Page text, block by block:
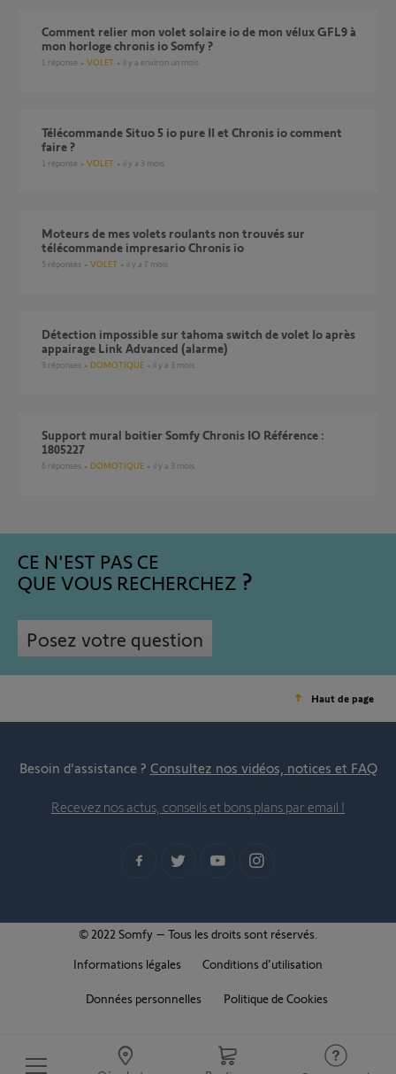
Comment relier mon volet solaire io de mon vélux GFL9 à
mon horloge chronis io Somfy ?
1 réponse VOLET il y a environ un mois
télécommande Situo 5 io pure II et Chronis io comment
faire ?
1 réponse VOLET il y a 3 mois
Moteurs de mes volets roulants non trouvés sur
télécommande impresario Chronis io
5 réponses VOLET il y a 7 mois
Détection impossible sur tahoma switch de volet Io après
appairage Link Advanced (alarme)
9 réponses DOMOTIQUE il y a 3 mois
Support mural boitier Somfy Chronis IO Référence :
1805227
6 réponses DOMOTIQUE il y a 3 mois
CE N'EST PAS CE
QUE VOUS RECHERCHEZ
Posez votre question
Haut de page
Besoin d’assistance ? Consultez nos vidéos, notices et FAQ
Recevez nos actus, conseils et bons plans par email !
© 2022 Somfy – Tous les droits sont réservés.
Informations légales
Conditions d'utilisation
Données personnelles Politique de Cookies